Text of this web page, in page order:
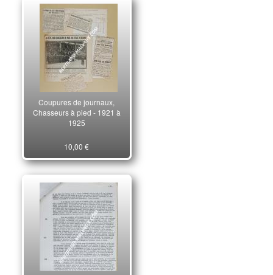
Coupures de journaux,
Chasseurs à pied - 1921 à
1925
10,00 €